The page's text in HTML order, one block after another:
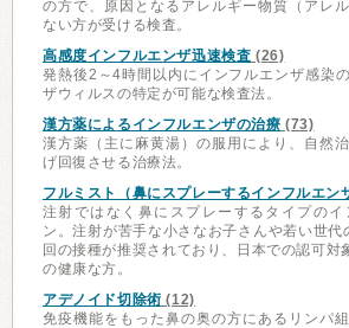
の方で、原因となるアレルギー物質（アレ
ない方が受ける検査。
高感度インフルエンザ迅速検査 (26)
発熱後2～4時間以内にインフルエンザ感染
ザウィルスの特定が可能な検査法。
漢方薬によるインフルエンザの治療 (73)
漢方薬（主に麻黄湯）の服用により、自然
げ回復させる治療法。
フルミスト（鼻にスプレーするインフルエン
注射ではなく鼻にスプレーするタイプのイ
ン。注射が苦手な小さなお子さんや若い世代
回の接種が推奨されており、日本での認可対
の健康な方。
アデノイド切除術 (12)
免疫機能をもった鼻の奥の方にあるリンパ